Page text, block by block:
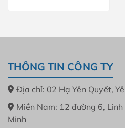
THÔNG TIN CÔNG TY
Địa chỉ: 02 Hạ Yên Quyết,
Miền Nam: 12 đường 6,
Minh